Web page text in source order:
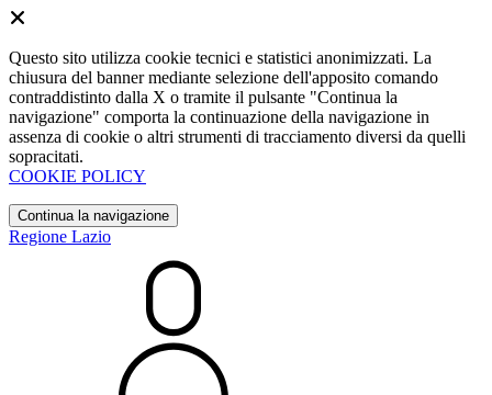
Questo sito utilizza cookie tecnici e statistici anonimizzati. La
chiusura del banner mediante selezione dell'apposito comando
contraddistinto dalla X o tramite il pulsante "Continua la
navigazione" comporta la continuazione della navigazione in
assenza di cookie o altri strumenti di tracciamento diversi da quelli
sopracitati.
COOKIE POLICY
Continua la navigazione
Regione Lazio